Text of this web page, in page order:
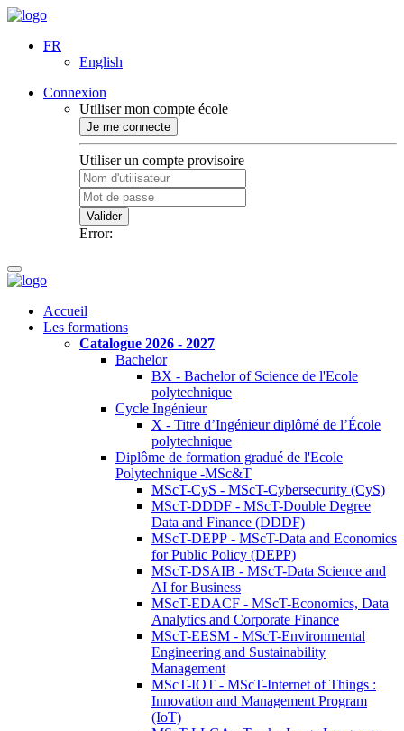
FR
English
Connexion
Utiliser mon compte école
Je me connecte
Utiliser un compte provisoire
Valider
Error:
Accueil
Les formations
Catalogue 2026 - 2027
Bachelor
BX - Bachelor of Science de l'Ecole
polytechnique
Cycle Ingénieur
X - Titre d’Ingénieur diplômé de l’École
polytechnique
Diplôme de formation gradué de l'Ecole
Polytechnique -MSc&T
MScT-CyS - MScT-Cybersecurity (CyS)
MScT-DDDF - MScT-Double Degree
Data and Finance (DDDF)
MScT-DEPP - MScT-Data and Economics
for Public Policy (DEPP)
MScT-DSAIB - MScT-Data Science and
AI for Business
MScT-EDACF - MScT-Economics, Data
Analytics and Corporate Finance
MScT-EESM - MScT-Environmental
Engineering and Sustainability
Management
MScT-IOT - MScT-Internet of Things :
Innovation and Management Program
(IoT)